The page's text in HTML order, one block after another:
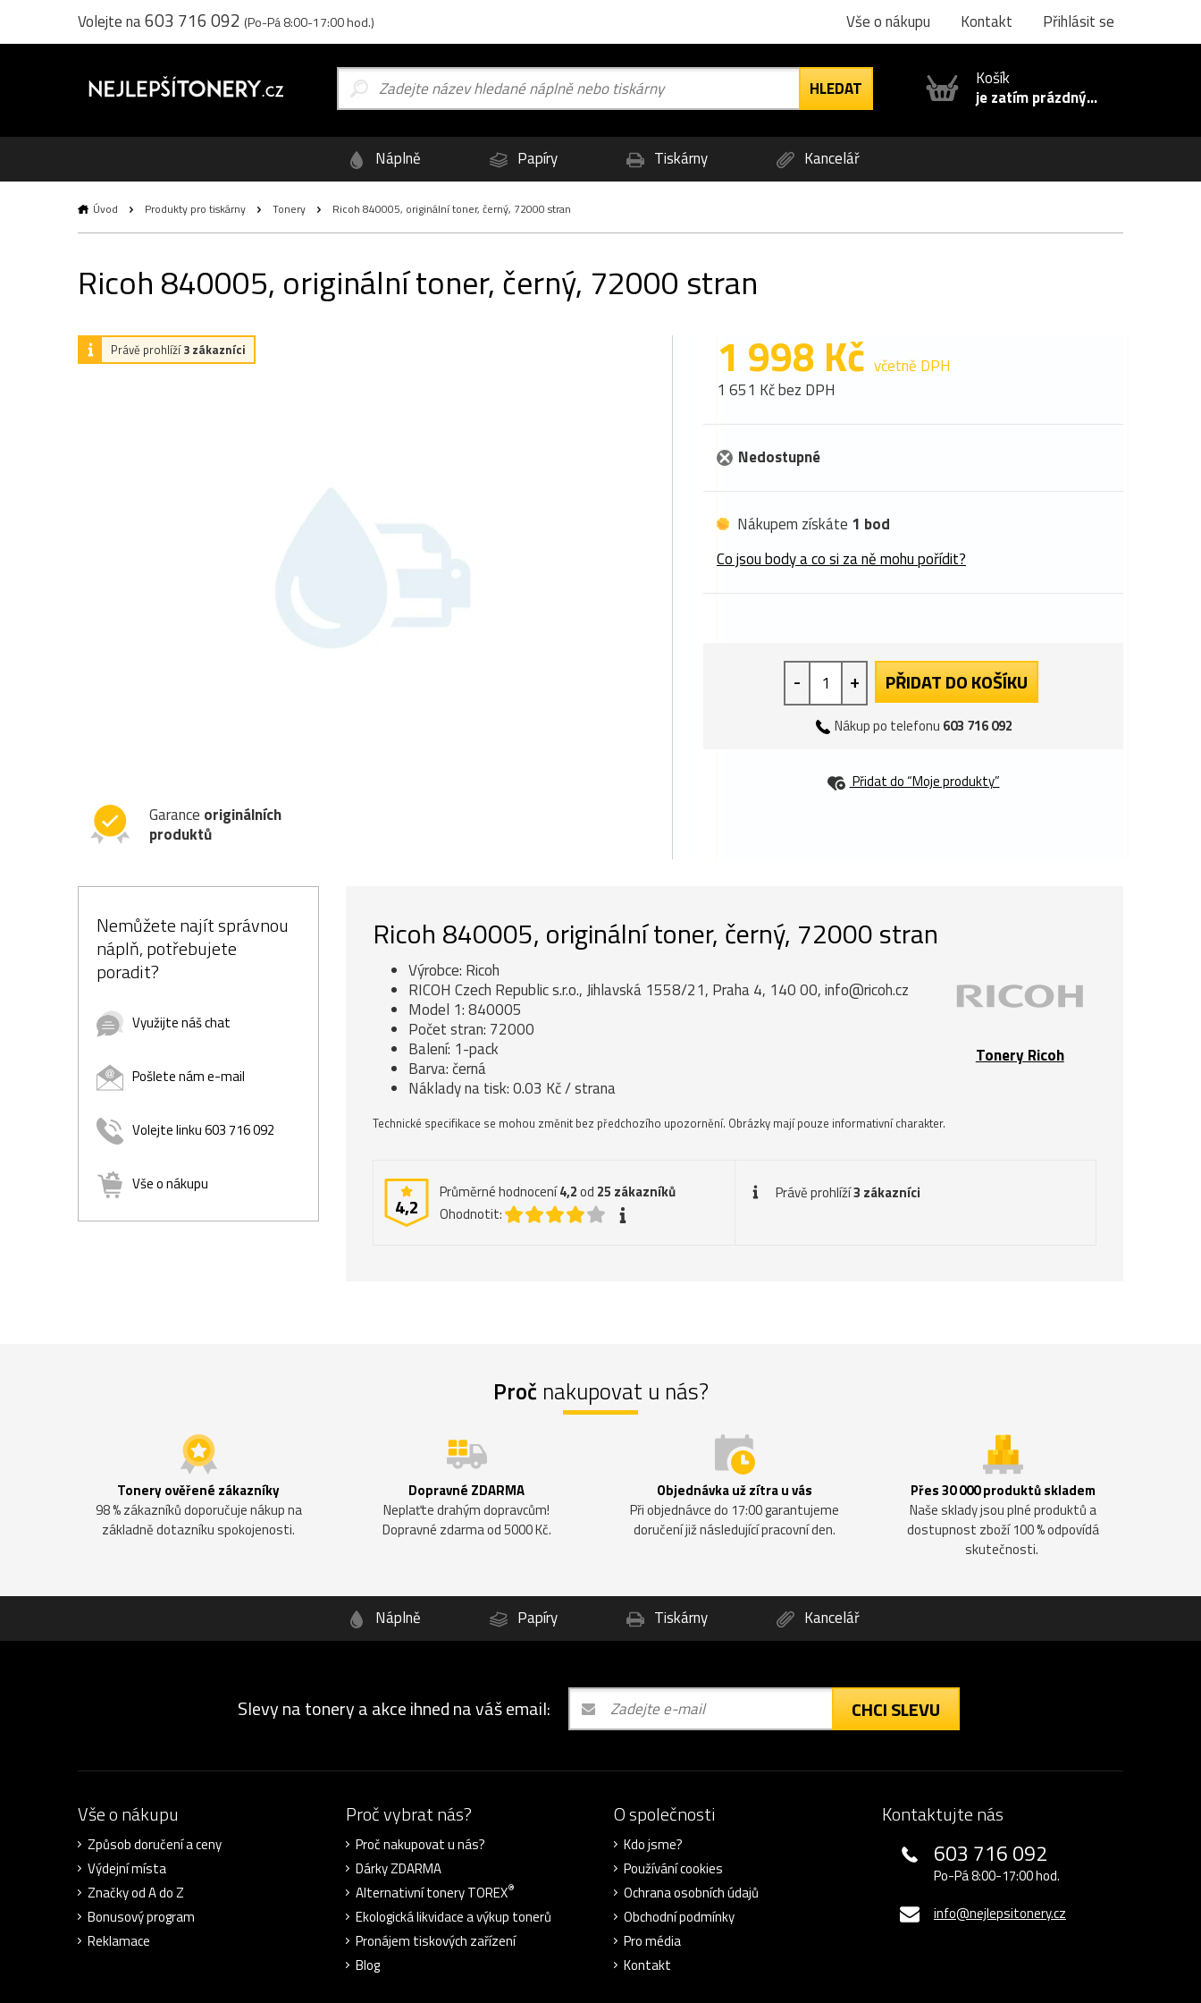
Volejte na603 716 092 (Po-Pá 8:00-17:00 hod.) Vše o nákupu Kontakt Přihlásit se
Košík
je zatím prázdný...
Náplně Papíry Tiskárny Kancelář
Úvod Produkty pro tiskárny Tonery Ricoh 840005, originální toner, černý, 72000 stran
Ricoh 840005, originální toner, černý, 72000 stran
Právě prohlíží3 zákazníci
Garance originálních
produktů
1 998 Kč včetně DPH
1 651 Kč bez DPH
Nedostupné
Nákupem získáte 1 bod
Co jsou body a co si za ně mohu pořídit?
- + PŘIDAT DO KOŠÍKU
Nákup po telefonu 603 716 092
Přidat do “Moje produkty”
Nemůžete najít správnou
náplň, potřebujete
poradit?
Využijte náš chat
Pošlete nám e-mail
Volejte linku 603 716 092
Vše o nákupu
Ricoh 840005, originální toner, černý, 72000 stran
Tonery Ricoh
Výrobce: Ricoh
RICOH Czech Republic s.r.o., Jihlavská 1558/21, Praha 4, 140 00, info@ricoh.cz
Model 1: 840005
Počet stran: 72000
Balení: 1-pack
Barva: černá
Náklady na tisk: 0.03 Kč / strana
Technické specifikace se mohou změnit bez předchozího upozornění. Obrázky mají pouze informativní charakter.
4,2
Průměrné hodnocení4,2od 25 zákazníků
Ohodnotit:
Právě prohlíží3 zákazníci
Proč nakupovat u nás?
Tonery ověřené zákazníky
98 % zákazníků doporučuje nákup na
základně dotazníku spokojenosti.
Dopravné ZDARMA
Neplaťte drahým dopravcům!
Dopravné zdarma od 5000 Kč.
Objednávka už zítra u vás
Při objednávce do 17:00 garantujeme
doručení již následující pracovní den.
Přes 30 000 produktů skladem
Naše sklady jsou plné produktů a
dostupnost zboží 100 % odpovídá
skutečnosti.
Náplně Papíry Tiskárny Kancelář
Slevy na tonery a akce ihned na váš email: CHCI SLEVU
Vše o nákupu
Způsob doručení a ceny
Výdejní místa
Značky od A do Z
Bonusový program
Reklamace
Proč vybrat nás?
Proč nakupovat u nás?
Dárky ZDARMA
Alternativní tonery TOREX®
Ekologická likvidace a výkup tonerů
Pronájem tiskových zařízení
Blog
O společnosti
Kdo jsme?
Používání cookies
Ochrana osobních údajů
Obchodní podmínky
Pro média
Kontakt
Kontaktujte nás
603 716 092
Po-Pá 8:00-17:00 hod.
info@nejlepsitonery.cz